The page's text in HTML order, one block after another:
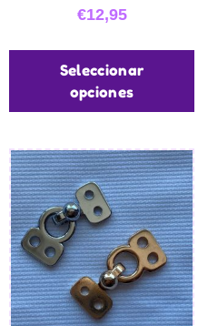
€12,95
Seleccionar
opciones